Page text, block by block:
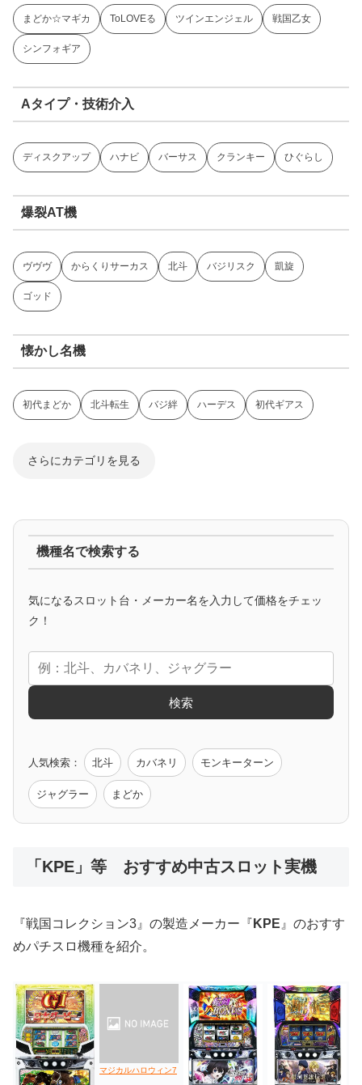
まどか☆マギカ ToLOVEる ツインエンジェル 戦国乙女
シンフォギア
Aタイプ・技術介入
ディスクアップ ハナビ バーサス クランキー ひぐらし
爆裂AT機
ヴヴヴ からくりサーカス 北斗 バジリスク 凱旋
ゴッド
懐かし名機
初代まどか 北斗転生 バジ絆 ハーデス 初代ギアス
さらにカテゴリを見る
アニメタイアップ
エヴァ コードギアス 化物語 炎炎ノ消防隊
モンハン バイオ ペルソナ
機種名で検索する
気になるスロット台・メーカー名を入力して価格をチェッ
ク！
検索
人気検索： 北斗 カバネリ モンキーターン
ジャグラー まどか
「KPE」等 おすすめ中古スロット実機
『戦国コレクション3』の製造メーカー『 KPE 』のおすす
めパチスロ機種を紹介。
マジカルハロウィン7